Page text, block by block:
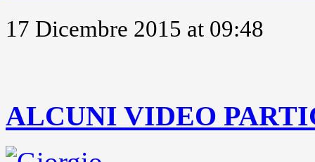
17 Dicembre 2015 at 09:48
ALCUNI VIDEO